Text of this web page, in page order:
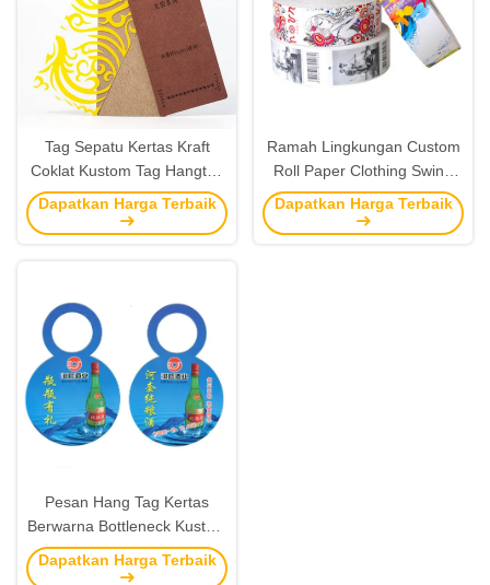
Tag Sepatu Kertas Kraft
Coklat Kustom Tag Hangtag
Plastik Dengan Pencetakan
Desain
Dapatkan Harga Terbaik
Ramah Lingkungan Custom
Roll Paper Clothing Swing
Tag Dan Produsen
Pencetakan Label
Dapatkan Harga Terbaik
Pesan Hang Tag Kertas
Berwarna Bottleneck Kustom
Murah dengan artwork
printing
Dapatkan Harga Terbaik